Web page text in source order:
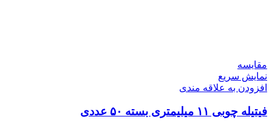
مقايسه
نمایش سریع
افزودن به علاقه مندی
فیتیله چوبی ۱۱ میلیمتری بسته ۵۰ عددی